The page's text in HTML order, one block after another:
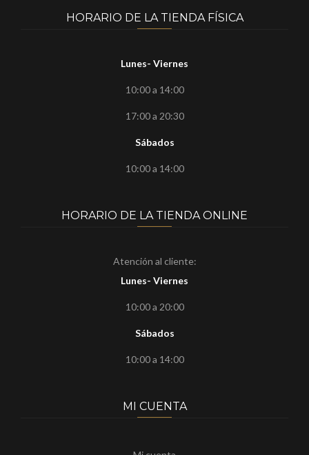
HORARIO DE LA TIENDA FÍSICA
Lunes- Viernes
10:00 a 14:00
17:00 a 20:30
Sábados
10:00 a 14:00
HORARIO DE LA TIENDA ONLINE
Atención al cliente:
Lunes- Viernes
10:00 a 20:00
Sábados
10:00 a 14:00
MI CUENTA